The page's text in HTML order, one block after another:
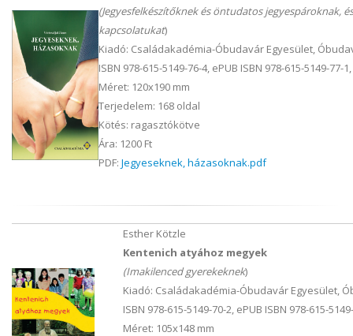
(Jegyesfelkészítőknek és öntudatos jegyespároknak,
kapcsolatukat)
Kiadó: Családakadémia-Óbudavár Egyesület,
ISBN 978-615-5149-76-4, ePUB ISBN 978-615-5149-77-
Méret: 120x190 mm
Terjedelem: 168 oldal
Kötés: ragasztókötve
Ára: 1200 Ft
PDF: Jegyeseknek, házasoknak.pdf
Esther Kötzle
Kentenich atyához megyek
(Imakilenced gyerekeknek)
Kiadó: Családakadémia-Óbudavár Egyesület,
ISBN 978-615-5149-70-2, ePUB ISBN 978-615-
Méret: 105x148 mm